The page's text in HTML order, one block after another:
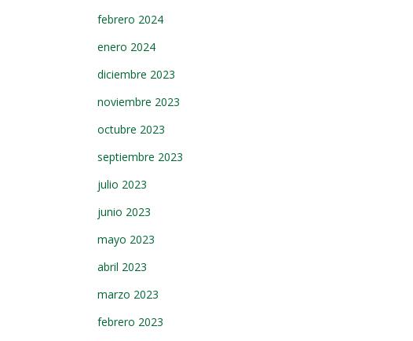
febrero 2024
enero 2024
diciembre 2023
noviembre 2023
octubre 2023
septiembre 2023
julio 2023
junio 2023
mayo 2023
abril 2023
marzo 2023
febrero 2023